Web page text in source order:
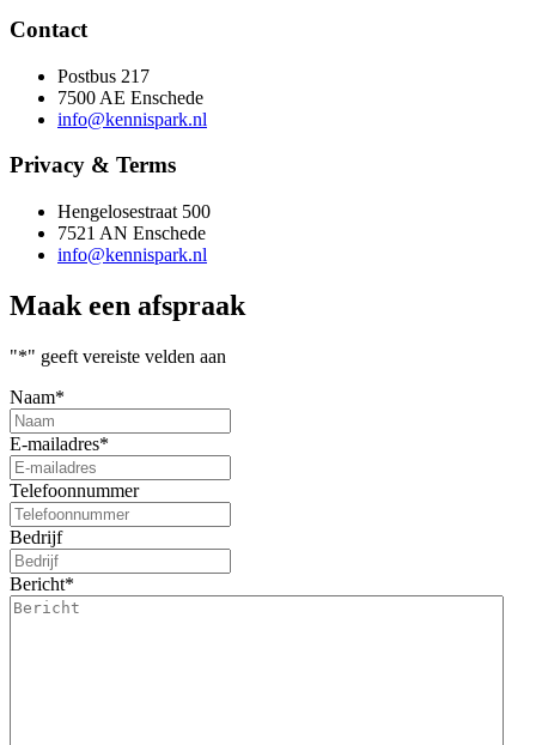
Contact
Postbus 217
7500 AE Enschede
info@kennispark.nl
Privacy & Terms
Hengelosestraat 500
7521 AN Enschede
info@kennispark.nl
Maak een afspraak
"*" geeft vereiste velden aan
Naam*
E-mailadres*
Telefoonnummer
Bedrijf
Bericht*